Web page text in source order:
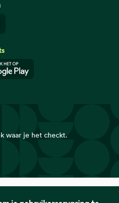
Store in de Google Play
waar je het checkt.